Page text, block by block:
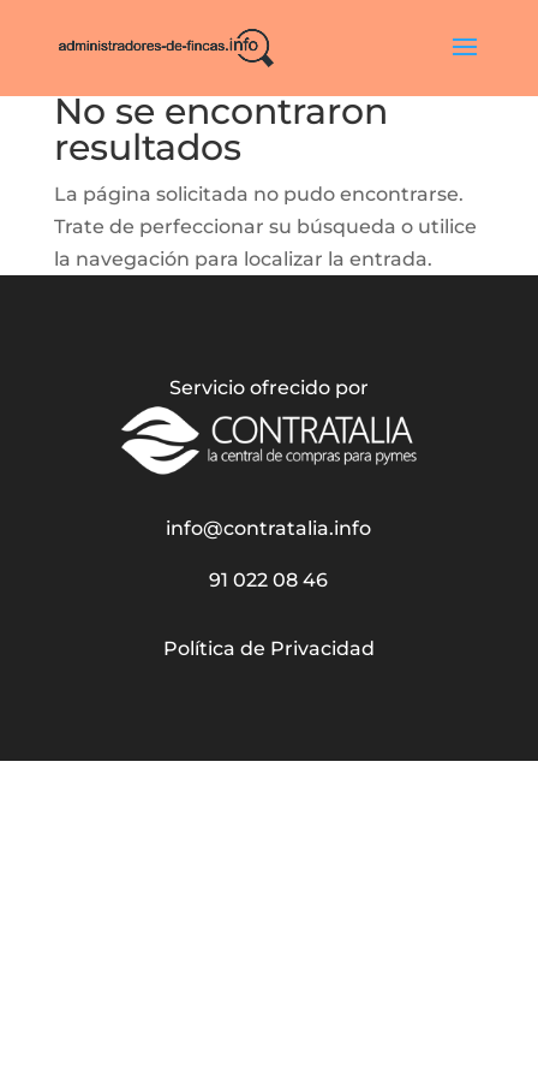
No se encontraron
resultados
La página solicitada no pudo encontrarse.
Trate de perfeccionar su búsqueda o utilice
la navegación para localizar la entrada.
Servicio ofrecido por
info@contratalia.info
91 022 08 46
Política de Privacidad